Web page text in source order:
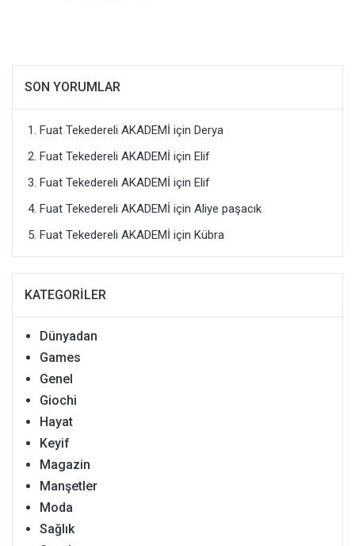
SON YORUMLAR
Fuat Tekedereli AKADEMİ için Derya
Fuat Tekedereli AKADEMİ için Elif
Fuat Tekedereli AKADEMİ için Elif
Fuat Tekedereli AKADEMİ için Aliye paşacık
Fuat Tekedereli AKADEMİ için Kübra
KATEGORILER
Dünyadan
Games
Genel
Giochi
Hayat
Keyif
Magazin
Manşetler
Moda
Sağlık